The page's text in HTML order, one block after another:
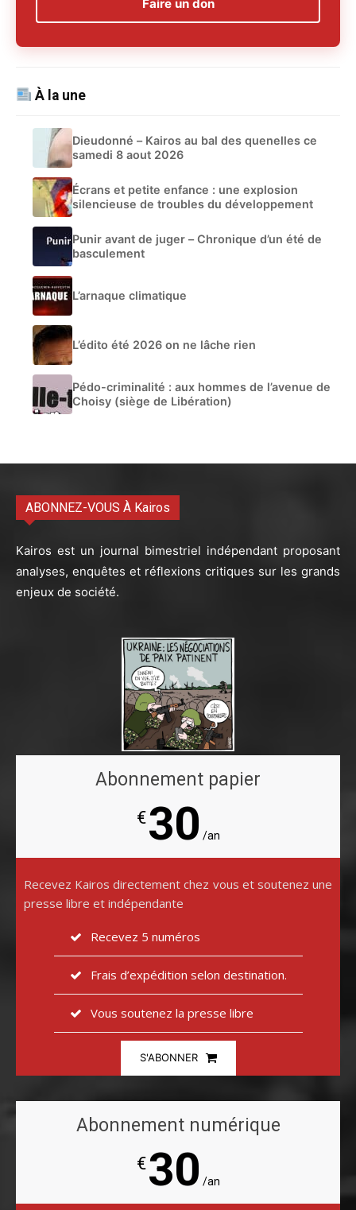
Faire un don
À la une
Dieudonné – Kairos au bal des quenelles ce
samedi 8 aout 2026
Écrans et petite enfance : une explosion
silencieuse de troubles du développement
Punir avant de juger – Chronique d’un été de
basculement
L’arnaque climatique
L’édito été 2026 on ne lâche rien
Pédo-criminalité : aux hommes de l’avenue de
Choisy (siège de Libération)
ABONNEZ-VOUS À Kairos
Kairos est un journal bimestriel indépendant proposant
analyses, enquêtes et réflexions critiques sur les grands
enjeux de société.
Abonnement papier
€30 /an
Recevez Kairos directement chez vous et soutenez une
presse libre et indépendante
Recevez 5 numéros
Frais d’expédition selon destination.
Vous soutenez la presse libre
S'ABONNER
Abonnement numérique
€30 /an